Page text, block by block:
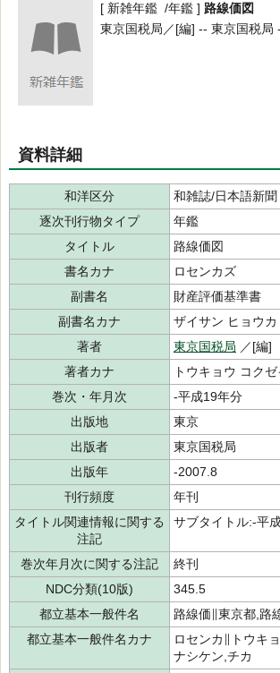
[ 新雑年鑑 /年鑑 ] 路線価図
東京国税局／[編] -- 東京国税局
資料詳細
和洋区分
和雑誌/日本語新聞
逐次刊行物タイプ
年鑑
タイトル
路線価図
書名カナ
ロセンカズ
副書名
財産評価基準書
副書名カナ
ザイサン ヒョウカ
著者
東京国税局 ／[編]
著者カナ
トウキョウ コク
巻次・年月次
-平成19年分
出版地
東京
出版者
東京国税局
出版年
-2007.8
刊行頻度
年刊
タイトル関連情報に関する
注記
サブタイトル:-平
巻次年月次に関する注記
終刊
NDC分類(10版)
345.5
都立基本一般件名
路線価∥東京都,路
都立基本一般件名カナ
ロセンカ∥トウキ
ナシケン,チカ